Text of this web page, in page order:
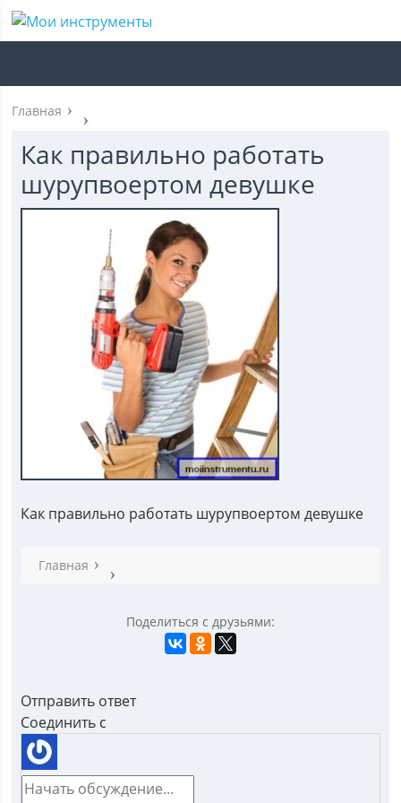
Главная
Как правильно работать
шурупвоертом девушке
Как правильно работать шурупвоертом девушке
Главная
Поделиться с друзьями:
Отправить ответ
Соединить с